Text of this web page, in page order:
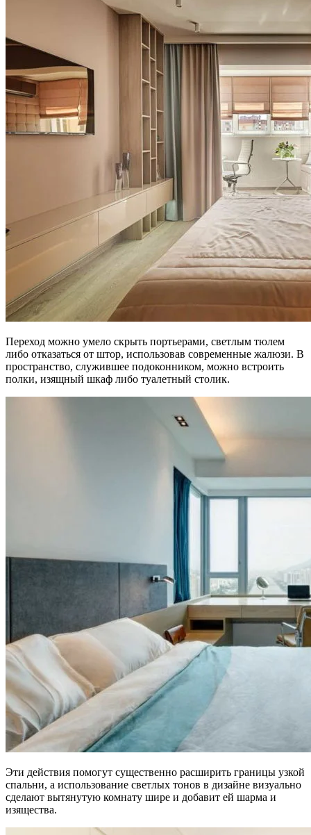
Переход можно умело скрыть портьерами, светлым тюлем
либо отказаться от штор, использовав современные жалюзи. В
пространство, служившее подоконником, можно встроить
полки, изящный шкаф либо туалетный столик.
Эти действия помогут существенно расширить границы узкой
спальни, а использование светлых тонов в дизайне визуально
сделают вытянутую комнату шире и добавит ей шарма и
изящества.